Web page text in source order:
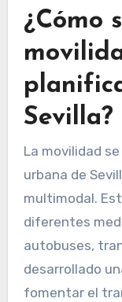
¿Cómo
Sevilla?
La movilidad
urbana de
multimodal.
diferentes
autobuses,
desarrollado
fomentar el